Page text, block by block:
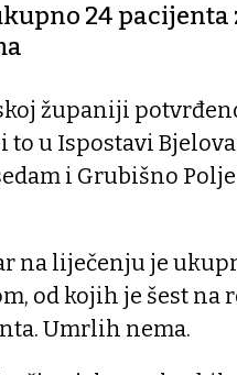
24
županiji
u Ispostavi
i Grubišno
na liječenju je
od kojih je šest na
Umrlih nema.